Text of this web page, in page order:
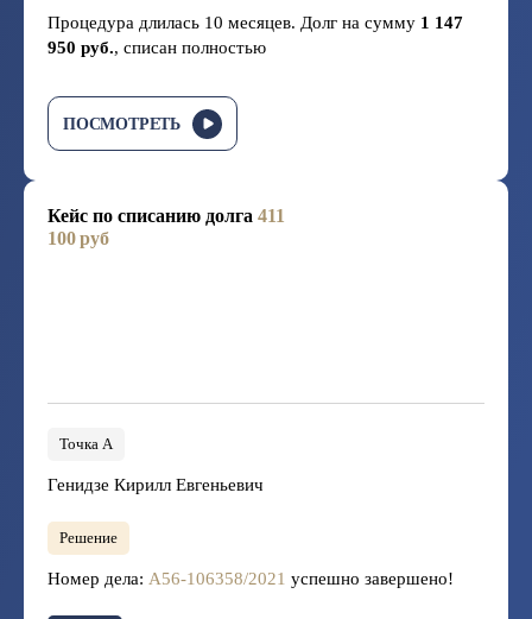
Процедура длилась 10 месяцев. Долг на сумму 1 147
950 руб., списан полностью
ПОСМОТРЕТЬ
Кейс по списанию долга 411
100 руб
Точка А
Генидзе Кирилл Евгеньевич
Решение
Номер дела: А56-106358/2021 успешно завершено!